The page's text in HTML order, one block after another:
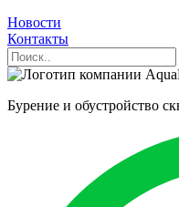
Новости
Контакты
Бурение и обустройство